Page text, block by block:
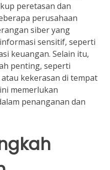
peretasan dan
perusahaan
siber yang
sensitif, seperti
keuangan. Selain itu,
penting, seperti
kekerasan di tempat
memerlukan
penanganan dan